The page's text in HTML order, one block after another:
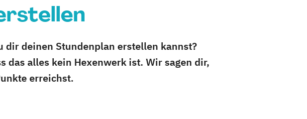
dir deinen Stundenplan erstellen kannst?
das alles kein Hexenwerk ist. Wir sagen dir,
erreichst.